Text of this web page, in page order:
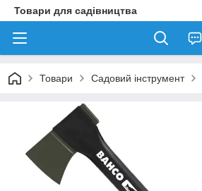
Товари для садівництва
Товари Садовий інструмент